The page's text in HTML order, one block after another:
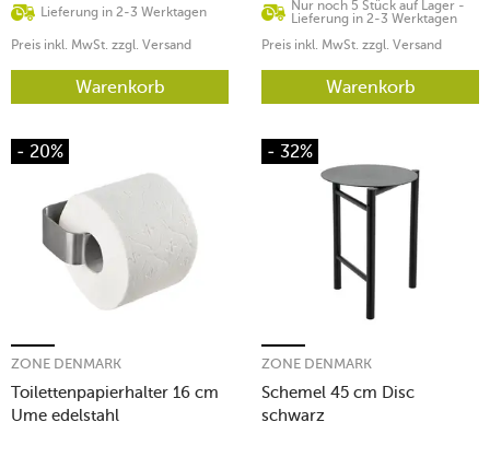
Lieferung in 2-3 Werktagen
Preis inkl. MwSt. zzgl. Versand
Warenkorb
Nur noch 5 Stück auf Lager -
Lieferung in 2-3 Werktagen
Preis inkl. MwSt. zzgl. Versand
Warenkorb
- 20%
Toilettenpapierhalter 16 cm
Ume edelstahl
ZONE DENMARK
- 32%
Schemel 45 cm Disc
schwarz
ZONE DENMARK